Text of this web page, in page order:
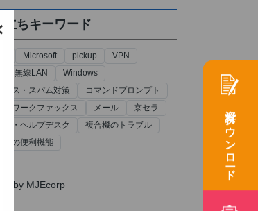
立ちキーワード
Microsoft pickup
VPN
Fi・無線LAN
Windows
ルス・スパム対策
コマンドプロンプト
トワークファックス
メール
京セラ
ス・ヘルプデスク
複合機のトラブル
機の便利機能
by MJEcorp
資料ダウンロード